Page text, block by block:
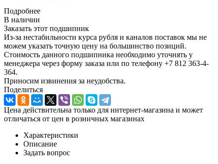
Подробнее
В наличии
Заказать этот подшипник
Из-за нестабильности курса рубля и каналов поставок мы не
можем указать точную цену на большинство позиций.
Стоимость данного подшипника необходимо уточнять у
менеджера через форму заказа или по телефону +7 812 363-4-
364.
Приносим извинения за неудобства.
Поделиться
Цена действительна только для интернет-магазина и может
отличаться от цен в розничных магазинах
Характеристики
Описание
Задать вопрос